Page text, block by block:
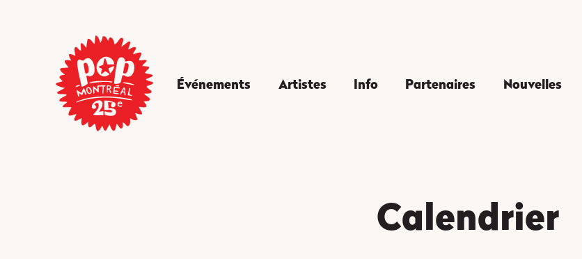
Événements Artistes Info Partenaires Nouvelles
Calendrier